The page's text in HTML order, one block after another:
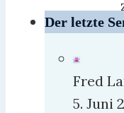
Der letzte
Fred
5. Juni